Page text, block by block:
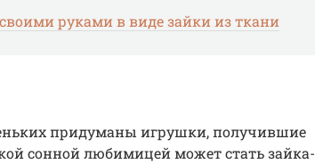
руками в виде зайки из ткани
придуманы игрушки, получившие
сонной любимицей может стать зайка-